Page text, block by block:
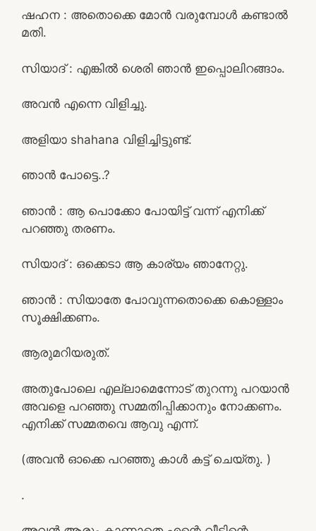
ഷഹന : അതൊക്കെ മോൻ വരുമ്പോൾ കണ്ടാൽ
മതി.
സിയാദ്‌ : എങ്കിൽ ശെരി ഞാൻ ഇപ്പൊലിറങ്ങാം.
അവൻ എന്നെ വിളിച്ചു.
അളിയാ shahana വിളിച്ചിട്ടുണ്ട്.
ഞാൻ പോട്ടെ..?
ഞാൻ : ആ പൊക്കോ പോയിട്ട് വന്ന് എനിക്ക്
പറഞ്ഞു തരണം.
സിയാദ്‌ : ഒക്കെടാ ആ കാര്യം ഞാനേറ്റു.
ഞാൻ : സിയാതേ പോവുന്നതൊക്കെ കൊള്ളാം
സൂക്ഷിക്കണം.
ആരുമറിയരുത്.
അതുപോലെ എല്ലാമെന്നോട് തുറന്നു പറയാൻ
അവളെ പറഞ്ഞു സമ്മതിപ്പിക്കാനും നോക്കണം.
എനിക്ക് സമ്മതവെ ആവു എന്ന്.
(അവൻ ഓക്കെ പറഞ്ഞു കാൾ കട്ട് ചെയ്തു. )
.